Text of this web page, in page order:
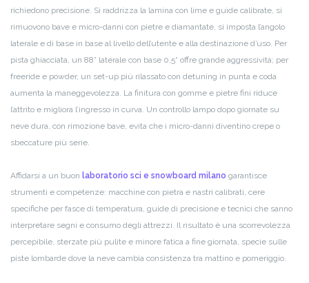
richiedono precisione. Si raddrizza la lamina con lime e guide calibrate, si
rimuovono bave e micro-danni con pietre e diamantate, si imposta l’angolo
laterale e di base in base al livello dell’utente e alla destinazione d’uso. Per
pista ghiacciata, un 88° laterale con base 0,5° offre grande aggressività; per
freeride e powder, un set-up più rilassato con detuning in punta e coda
aumenta la maneggevolezza. La finitura con gomme e pietre fini riduce
l’attrito e migliora l’ingresso in curva. Un controllo lampo dopo giornate su
neve dura, con rimozione bave, evita che i micro-danni diventino crepe o
sbeccature più serie.
Affidarsi a un buon laboratorio sci e snowboard milano garantisce
strumenti e competenze: macchine con pietra e nastri calibrati, cere
specifiche per fasce di temperatura, guide di precisione e tecnici che sanno
interpretare segni e consumo degli attrezzi. Il risultato è una scorrevolezza
percepibile, sterzate più pulite e minore fatica a fine giornata, specie sulle
piste lombarde dove la neve cambia consistenza tra mattino e pomeriggio.